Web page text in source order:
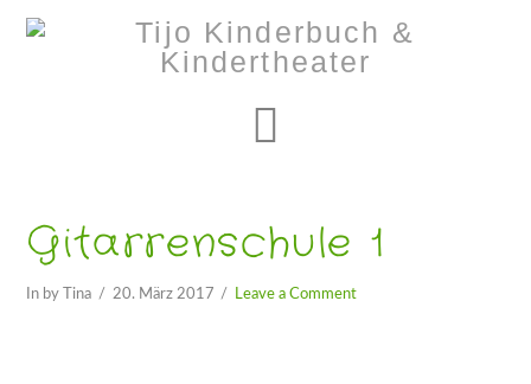
Gitarrenschule 1
In by Tina 20. März 2017 Leave a Comment